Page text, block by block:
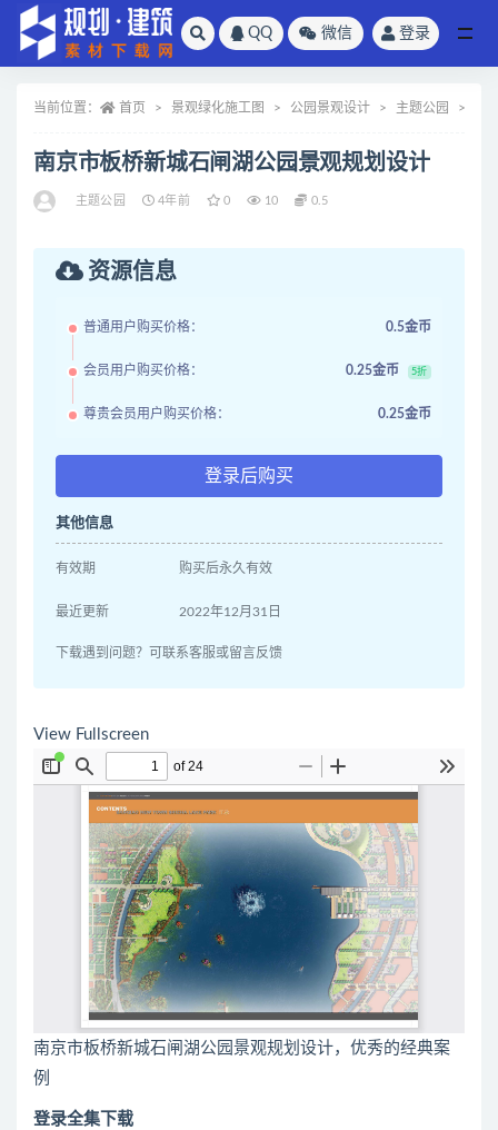
QQ 微信 登录
当前位置： 首页 景观绿化施工图 公园景观设计 主题公园
南京市板桥新城石闸湖公园景观规划设计
主题公园 4年前 0 10 0.5
资源信息
普通用户购买价格： 0.5金币
会员用户购买价格： 0.25金币 5折
尊贵会员用户购买价格： 0.25金币
登录后购买
其他信息
有效期 购买后永久有效
最近更新 2022年12月31日
下载遇到问题？可联系客服或留言反馈
View Fullscreen
南京市板桥新城石闸湖公园景观规划设计，优秀的经典案
例
登录全集下载
全部